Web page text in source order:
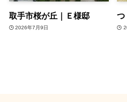
取手市桜が丘｜Ｅ様邸
2026年7月9日
つ